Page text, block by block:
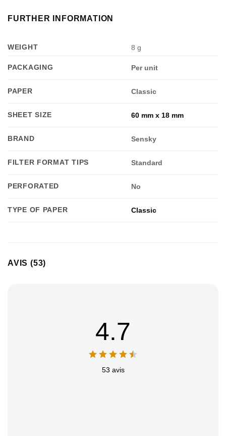
FURTHER INFORMATION
WEIGHT 8 g
PACKAGING Per unit
PAPER Classic
SHEET SIZE 60 mm x 18 mm
BRAND Sensky
FILTER FORMAT TIPS Standard
PERFORATED No
TYPE OF PAPER Classic
AVIS (53)
4.7
53 avis